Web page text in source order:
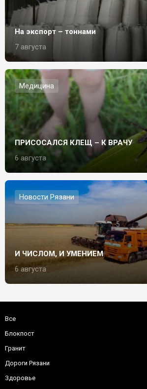
На экспорт – тоннами
7 августа
Медицина
ПРИСОСАЛСЯ КЛЕЩ – К ВРАЧУ
6 августа
Новости Рязани
И ЧИСЛОМ, И УМЕНИЕМ
6 августа
Все
Блокпост
Гранит
Дороги Рязани
Здоровье